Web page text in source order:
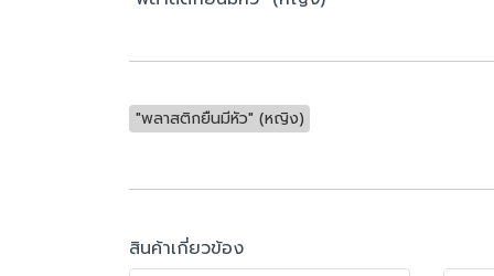
"พลาสติกยืนมีหัว" (หญิง)
สินค้าเกี่ยวข้อง